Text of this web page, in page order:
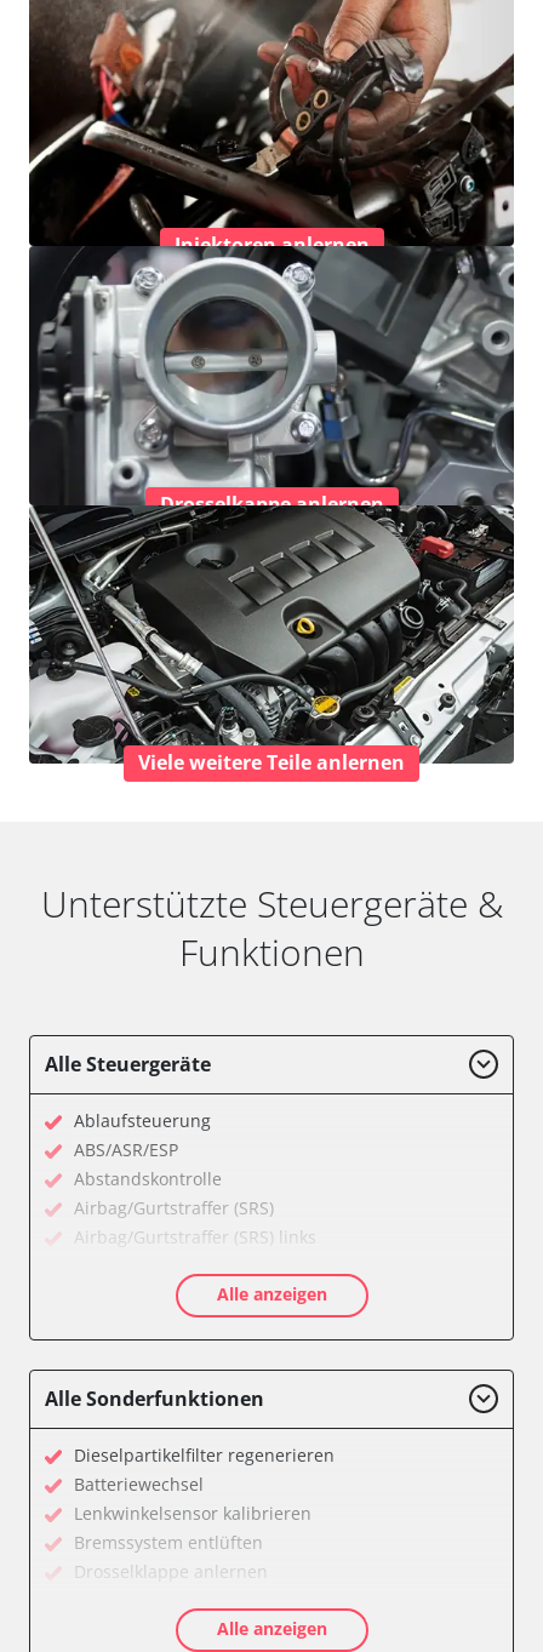
Injektoren anlernen
Drosselkappe anlernen
Viele weitere Teile anlernen
Unterstützte Steuergeräte &
Funktionen
Alle Steuergeräte
Ablaufsteuerung
ABS/ASR/ESP
Abstandskontrolle
Airbag/Gurtstraffer (SRS)
Airbag/Gurtstraffer (SRS) links
Allradelektronik
Anhängersteuergerät
Bremskraftverstärker
Diagnoseschnittstelle (EOBD/OBDII)
Differentialsperre
Einparkhilfe
Einparkhilfe Lenkhilfe
Fahrtrichtungskamera
Fernlichtassistent
Alle anzeigen
Alle Sonderfunktionen
Dieselpartikelfilter regenerieren
Batteriewechsel
Lenkwinkelsensor kalibrieren
Bremssystem entlüften
Drosselklappe anlernen
Luftmassenmesser anlernen
Alle anzeigen